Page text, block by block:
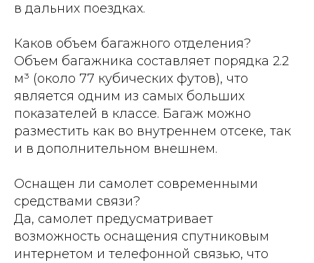
в дальних поездках.
Каков объем багажного отделения?
Объем багажника составляет порядка 2.2
м³ (около 77 кубических футов), что
является одним из самых больших
показателей в классе. Багаж можно
разместить как во внутреннем отсеке, так
и в дополнительном внешнем.
Оснащен ли самолет современными
средствами связи?
Да, самолет предусматривает
возможность оснащения спутниковым
интернетом и телефонной связью, что